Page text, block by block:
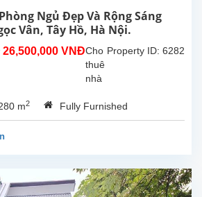
Ngủ Đẹp Và Rộng Sáng
Vân, Tây Hồ, Hà Nội.
26,500,000 VNĐ Property ID: 6282
Cho
thuê
nhà
phòng
ngủ
thoáng
mát,
m2 Fully Furnished